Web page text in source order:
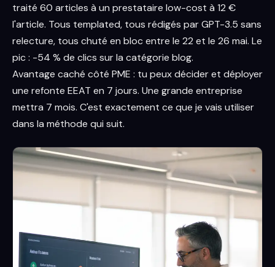
traité 60 articles à un prestataire low-cost à 12 €
l'article. Tous templated, tous rédigés par GPT-3.5 sans
relecture, tous chuté en bloc entre le 22 et le 26 mai. Le
pic : -54 % de clics sur la catégorie blog.
Avantage caché côté PME : tu peux décider et déployer
une refonte EEAT en 7 jours. Une grande entreprise
mettra 7 mois. C'est exactement ce que je vais utiliser
dans la méthode qui suit.